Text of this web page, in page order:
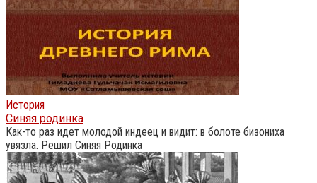
История
Синяя родинка
Как-то раз идет молодой индеец и видит: в болоте бизониха
увязла. Решил Синяя Родинка